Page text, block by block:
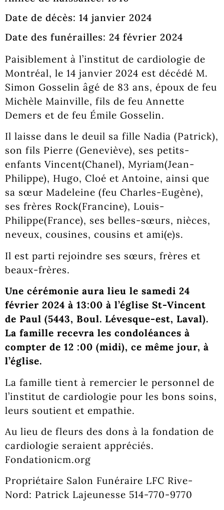
Date de décès: 14 janvier 2024
Date des funérailles: 24 février 2024
Paisiblement à l’institut de cardiologie de
Montréal, le 14 janvier 2024 est décédé M.
Simon Gosselin âgé de 83 ans, époux de feu
Michèle Mainville, fils de feu Annette
Demers et de feu Émile Gosselin.
Il laisse dans le deuil sa fille Nadia (Patrick),
son fils Pierre (Geneviève), ses petits-
enfants Vincent(Chanel), Myriam(Jean-
Philippe), Hugo, Cloé et Antoine, ainsi que
sa sœur Madeleine (feu Charles-Eugène),
ses frères Rock(Francine), Louis-
Philippe(France), ses belles-sœurs, nièces,
neveux, cousines, cousins et ami(e)s.
Il est parti rejoindre ses sœurs, frères et
beaux-frères.
Une cérémonie aura lieu le samedi 24
février 2024 à 13:00 à l’église St-Vincent
de Paul (5443, Boul. Lévesque-est, Laval).
La famille recevra les condoléances à
compter de 12 :00 (midi), ce même jour, à
l’église.
La famille tient à remercier le personnel de
l’institut de cardiologie pour les bons soins,
leurs soutient et empathie.
Au lieu de fleurs des dons à la fondation de
cardiologie seraient appréciés.
Fondationicm.org
Propriétaire Salon Funéraire LFC Rive-
Nord: Patrick Lajeunesse 514-770-9770